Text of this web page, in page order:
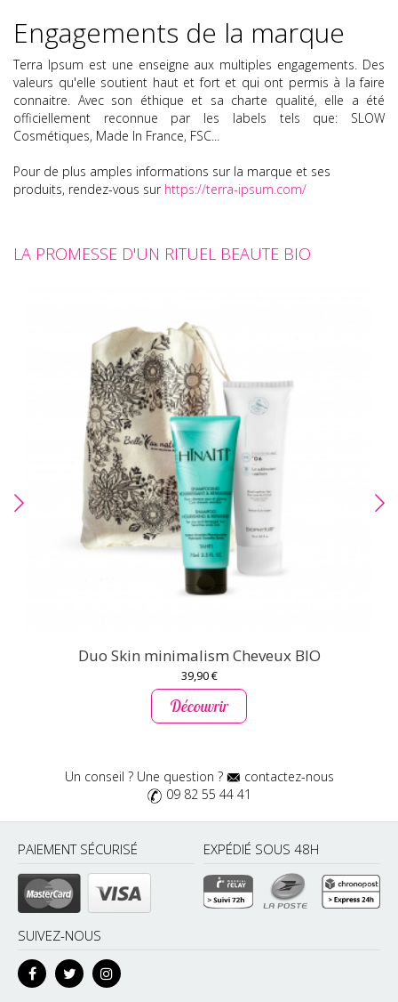
Engagements de la marque
Terra Ipsum est une enseigne aux multiples engagements. Des
valeurs qu'elle soutient haut et fort et qui ont permis à la faire
connaitre. Avec son éthique et sa charte qualité, elle a été
officiellement reconnue par les labels tels que: SLOW
Cosmétiques, Made In France, FSC...
Pour de plus amples informations sur la marque et ses
produits, rendez-vous sur https://terra-ipsum.com/
LA PROMESSE D'UN RITUEL BEAUTE BIO
Duo Skin minimalism Cheveux BIO
39,90 €
Découvrir
Un conseil ? Une question ?
contactez-nous
09 82 55 44 41
PAIEMENT SÉCURISÉ EXPÉDIÉ SOUS 48H
SUIVEZ-NOUS